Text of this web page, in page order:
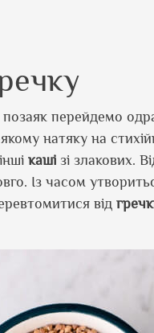
перейдемо
натяку на
каші зі злакових.
Із часом
від